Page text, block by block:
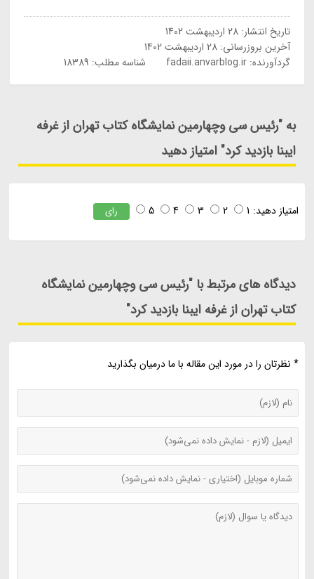
تاریخ انتشار:28 اردیبهشت 1402
آخرین بروزرسانی:28 اردیبهشت 1402
گردآورنده:fadaii.anvarblog.ir شناسه مطلب: 18389
به "رئیس سی وچهارمین نمایشگاه کتاب تهران از غرفه
ایبنا بازدید کرد" امتیاز دهید
امتیاز دهید: 1
2
3
4
5 رای
دیدگاه های مرتبط با "رئیس سی وچهارمین نمایشگاه
کتاب تهران از غرفه ایبنا بازدید کرد"
* نظرتان را در مورد این مقاله با ما درمیان بگذارید